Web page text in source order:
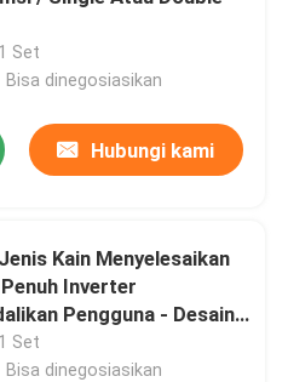
Set
Bisa dinegosiasikan
Hubungi kami
Kain Menyelesaikan
Inverter
Pengguna - Desain
Set
Bisa dinegosiasikan